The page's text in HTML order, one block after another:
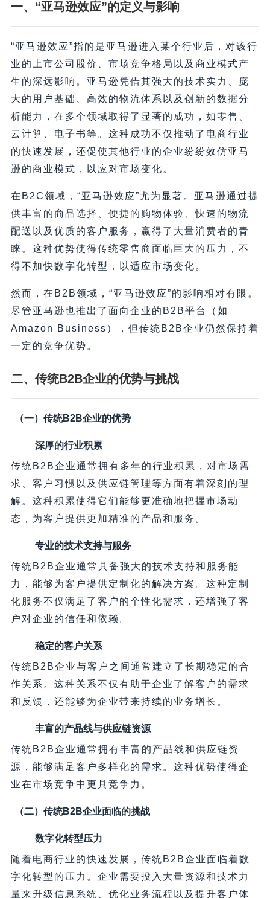
一、“亚马逊效应”的定义与影响
“亚马逊效应”指的是亚马逊进入某个行业后，对该行
业的上市公司股价、市场竞争格局以及商业模式产
生的深远影响。亚马逊凭借其强大的技术实力、庞
大的用户基础、高效的物流体系以及创新的数据分
析能力，在多个领域取得了显著的成功，如零售、
云计算、电子书等。这种成功不仅推动了电商行业
的快速发展，还促使其他行业的企业纷纷效仿亚马
逊的商业模式，以应对市场变化。
在B2C领域，“亚马逊效应”尤为显著。亚马逊通过提
供丰富的商品选择、便捷的购物体验、快速的物流
配送以及优质的客户服务，赢得了大量消费者的青
睐。这种优势使得传统零售商面临巨大的压力，不
得不加快数字化转型，以适应市场变化。
然而，在B2B领域，“亚马逊效应”的影响相对有限。
尽管亚马逊也推出了面向企业的B2B平台（如
Amazon Business），但传统B2B企业仍然保持着
一定的竞争优势。
二、传统B2B企业的优势与挑战
（一）传统B2B企业的优势
深厚的行业积累
传统B2B企业通常拥有多年的行业积累，对市场需
求、客户习惯以及供应链管理等方面有着深刻的理
解。这种积累使得它们能够更准确地把握市场动
态，为客户提供更加精准的产品和服务。
专业的技术支持与服务
传统B2B企业通常具备强大的技术支持和服务能
力，能够为客户提供定制化的解决方案。这种定制
化服务不仅满足了客户的个性化需求，还增强了客
户对企业的信任和依赖。
稳定的客户关系
传统B2B企业与客户之间通常建立了长期稳定的合
作关系。这种关系不仅有助于企业了解客户的需求
和反馈，还能够为企业带来持续的业务增长。
丰富的产品线与供应链资源
传统B2B企业通常拥有丰富的产品线和供应链资
源，能够满足客户多样化的需求。这种优势使得企
业在市场竞争中更具竞争力。
（二）传统B2B企业面临的挑战
数字化转型压力
随着电商行业的快速发展，传统B2B企业面临着数
字化转型的压力。企业需要投入大量资源和技术力
量来升级信息系统、优化业务流程以及提升客户体